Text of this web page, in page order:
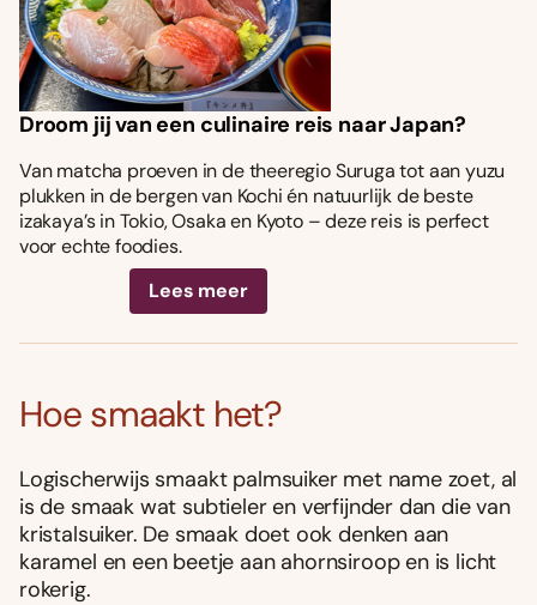
Droom jij van een culinaire reis naar Japan?
Van matcha proeven in de theeregio Suruga tot aan yuzu
plukken in de bergen van Kochi én natuurlijk de beste
izakaya’s in Tokio, Osaka en Kyoto – deze reis is perfect
voor echte foodies.
Lees meer
Hoe smaakt het?
Logischerwijs smaakt palmsuiker met name zoet, al
is de smaak wat subtieler en verfijnder dan die van
kristalsuiker. De smaak doet ook denken aan
karamel en een beetje aan ahornsiroop en is licht
rokerig.